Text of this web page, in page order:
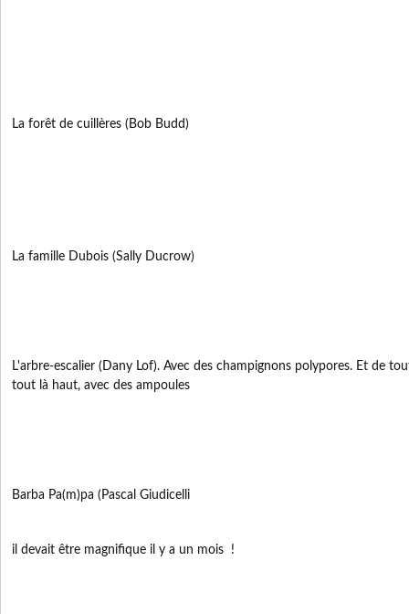
La forêt de cuillères (Bob Budd)
La famille Dubois (Sally Ducrow)
L'arbre-escalier (Dany Lof). Avec des champignons polypores. Et de
tout là haut, avec des ampoules
Barba Pa(m)pa (Pascal Giudicelli
il devait être magnifique il y a un mois !